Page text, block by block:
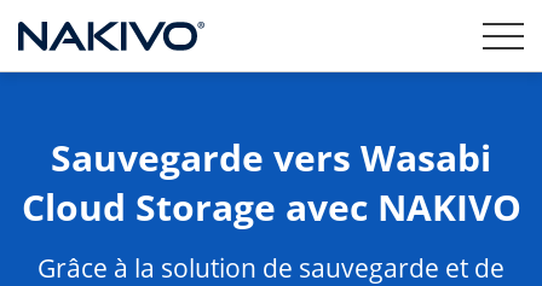
Sauvegarde vers Wasabi
Cloud Storage avec NAKIVO
Grâce à la solution de sauvegarde et de